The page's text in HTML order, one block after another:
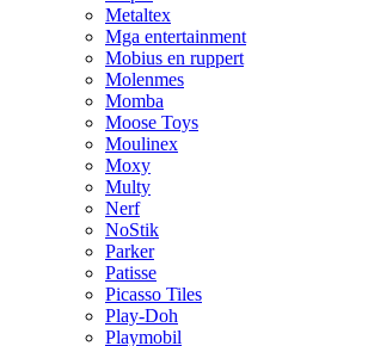
Metaltex
Mga entertainment
Mobius en ruppert
Molenmes
Momba
Moose Toys
Moulinex
Moxy
Multy
Nerf
NoStik
Parker
Patisse
Picasso Tiles
Play-Doh
Playmobil